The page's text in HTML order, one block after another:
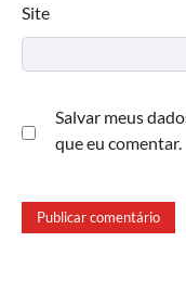
Site
Salvar meus
que eu comentar.